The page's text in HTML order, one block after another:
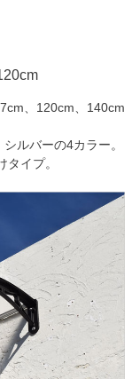
、120cm、140cm
ルバーの4カラー。
イプ。